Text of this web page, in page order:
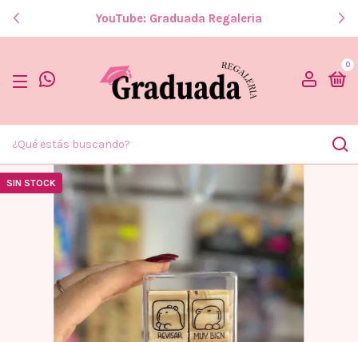
YouTube: Graduada Regaleria
0
SIN STOCK